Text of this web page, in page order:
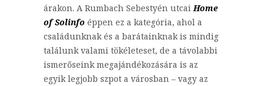
árakon. A Rumbach Sebestyén utcaiHome
of Solinfo éppen ez a kategória, ahol a
családunknak és a barátainknak is mindig
találunk valami tökéleteset, de a távolabbi
ismerőseink megajándékozására is az
egyik legjobb szpot a városban – vagy az